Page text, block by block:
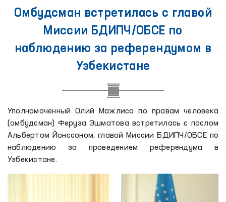
Омбудсман встретилась с главой
Миссии БДИПЧ/ОБСЕ по
наблюдению за референдумом в
Узбекистане
Уполномоченный Олий Мажлиса по правам человека
(омбудсман) Феруза Эшматова встретилась с послом
Альбертом Йонссоном, главой Миссии БДИПЧ/ОБСЕ по
наблюдению за проведением референдума в
Узбекистане.